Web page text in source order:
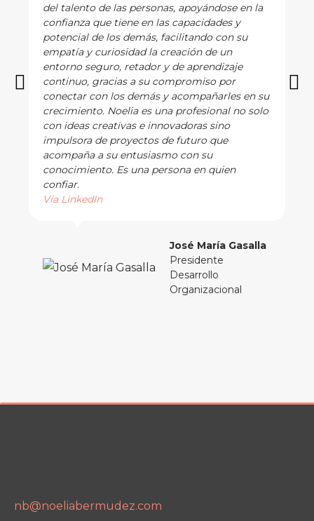
del talento de las personas, apoyándose en la
confianza que tiene en las capacidades y
potencial de los demás, facilitando con su
empatía y curiosidad la creación de un
entorno seguro, retador y de aprendizaje
continuo, gracias a su compromiso por
conectar con los demás y acompañarles en su
crecimiento. Noelia es una profesional no solo
con ideas creativas e innovadoras sino
impulsora de proyectos de futuro que
acompaña a su entusiasmo con su
conocimiento. Es una persona en quien
confiar.
Vía LinkedIn
José María Gasalla
Presidente
Desarrollo
Organizacional
nb@noeliabermudez.com